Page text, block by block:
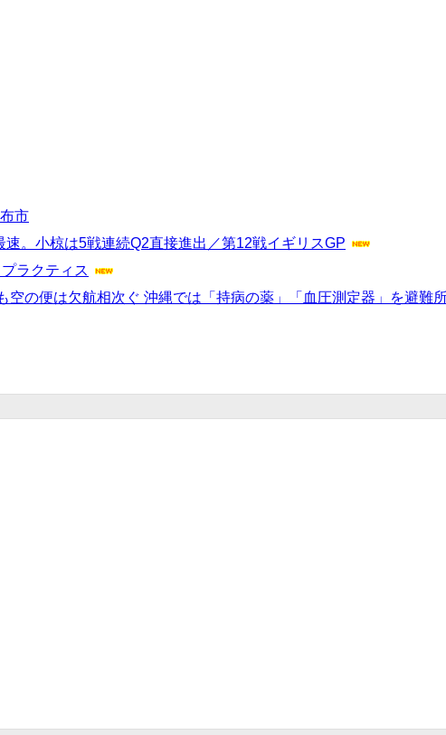
市
。小椋は5戦連続Q2直接進出／第12戦イギリスGP
ラクティス
空の便は欠航相次ぐ 沖縄では「持病の薬」「血圧測定器」を避